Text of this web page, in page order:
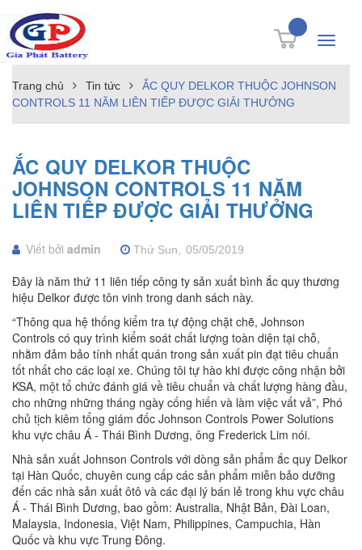
Toggle
Trang chủ Tin tức
ẮC QUY DELKOR THUỘC JOHNSON
CONTROLS 11 NĂM LIÊN TIẾP ĐƯỢC GIẢI THƯỞNG
ẮC QUY DELKOR THUỘC
JOHNSON CONTROLS 11 NĂM
LIÊN TIẾP ĐƯỢC GIẢI THƯỞNG
Viết bởi admin Thứ Sun, 05/05/2019
Đây là năm thứ 11 liên tiếp công ty sản xuất bình ắc quy thương
hiệu Delkor được tôn vinh trong danh sách này.
“Thông qua hệ thống kiểm tra tự động chặt chẽ, Johnson
Controls có quy trình kiểm soát chất lượng toàn diện tại chỗ,
nhằm đảm bảo tính nhất quán trong sản xuất pin đạt tiêu chuẩn
tốt nhất cho các loại xe. Chúng tôi tự hào khi được công nhận bởi
KSA, một tổ chức đánh giá về tiêu chuẩn và chất lượng hàng đầu,
cho những những tháng ngày cống hiến và làm việc vất vả”, Phó
chủ tịch kiêm tổng giám đốc Johnson Controls Power Solutions
khu vực châu Á - Thái Bình Dương, ông Frederick Lim nói.
Nhà sản xuất Johnson Controls với dòng sản phẩm ắc quy Delkor
tại Hàn Quốc, chuyên cung cấp các sản phẩm miễn bảo dưỡng
đến các nhà sản xuất ôtô và các đại lý bán lẻ trong khu vực châu
Á - Thái Bình Dương, bao gồm: Australia, Nhật Bản, Đài Loan,
Malaysia, Indonesia, Việt Nam, Philippines, Campuchia, Hàn
Quốc và khu vực Trung Đông.